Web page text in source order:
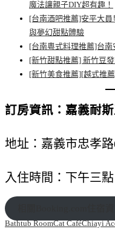
魔法讓親子DIY超有趣！
[台南酒吧推薦]安平大
與夢幻甜點體驗
[台南粵式料理推薦]台
[新竹甜點推薦] 新竹豆
[新竹美食推薦][越式推
訂房資訊：嘉義耐
地址：嘉義市忠孝
入住時間：下午三
Bathtub RoomCat CaféChiayi